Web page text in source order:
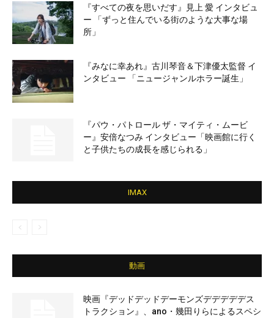
『すべての夜を思いだす』見上 愛 インタビュ
ー 「ずっと住んでいる街のような大事な場
所」
『みなに幸あれ』古川琴音＆下津優太監督 イ
ンタビュー 「ニュージャンルホラー誕生」
『パウ・パトロール ザ・マイティ・ムービ
ー』安倍なつみ インタビュー「映画館に行く
と子供たちの成長を感じられる」
IMAX
動画
映画『デッドデッドデーモンズデデデデデス
トラクション』、ano・幾田りらによるスペシ